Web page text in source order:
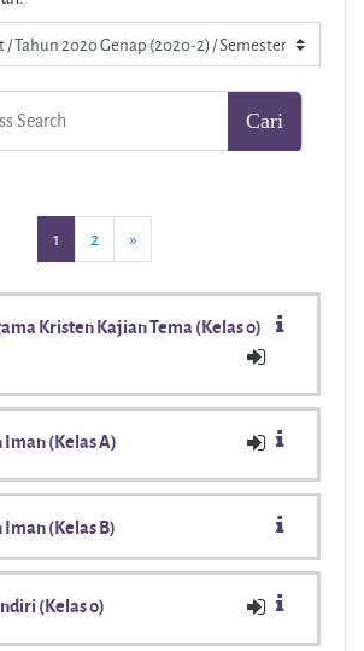
1 (current)
2 »Selanjutnya
Kristen Kajian Tema (Kelas 0)
(Kelas A)
(Kelas B)
(Kelas 0)